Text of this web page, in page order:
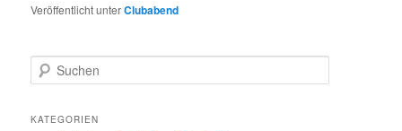
Veröffentlicht unterClubabend
u
h
KATEGORIEN